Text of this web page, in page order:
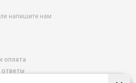
напишите нам
оплата
ответы